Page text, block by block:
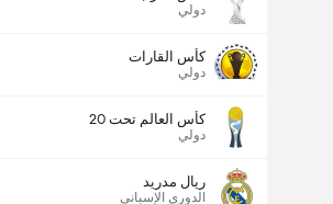
دولي
كأس القارات
دولي
كأس العالم تحت 20
دولي
ريال مدريد
الدوري الإسباني